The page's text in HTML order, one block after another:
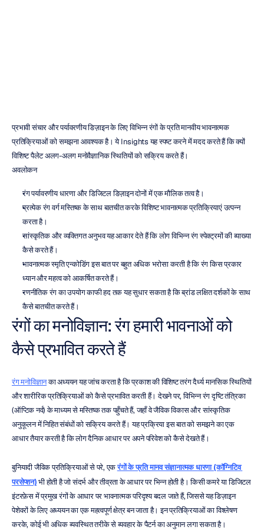
प्रभावी संचार और पर्यावरणीय डिज़ाइन के लिए विभिन्न रंगों के प्रति मानवीय भावनात्मक
प्रतिक्रियाओं को समझना आवश्यक है। ये Insights यह स्पष्ट करने में मदद करते हैं कि क्यों
विशिष्ट पैलेट अलग-अलग मनोवैज्ञानिक स्थितियों को सक्रिय करते हैं।
अवलोकन
रंग पर्यावरणीय धारणा और डिजिटल डिज़ाइन दोनों में एक मौलिक तत्व है।
प्रत्येक रंग वर्ग मस्तिष्क के साथ बातचीत करके विशिष्ट भावनात्मक प्रतिक्रियाएं उत्पन्न
करता है।
सांस्कृतिक और व्यक्तिगत अनुभव यह आकार देते हैं कि लोग विभिन्न रंग स्पेक्ट्रमों की व्याख्या
कैसे करते हैं।
भावनात्मक स्मृति एन्कोडिंग इस बात पर बहुत अधिक भरोसा करती है कि रंग किस प्रकार
ध्यान और महत्व को आकर्षित करते हैं।
रणनीतिक रंग का उपयोग काफी हद तक यह सुधार सकता है कि ब्रांड लक्षित दर्शकों के साथ
कैसे बातचीत करते हैं।
रंगों का मनोविज्ञान: रंग हमारी भावनाओं को
कैसे प्रभावित करते हैं
रंग मनोविज्ञान का अध्ययन यह जांच करता है कि प्रकाश की विशिष्ट तरंग दैर्ध्य मानसिक स्थितियों
और शारीरिक प्रतिक्रियाओं को कैसे प्रभावित करती हैं। देखने पर, विभिन्न रंग दृष्टि तंत्रिका
(ऑप्टिक नर्व) के माध्यम से मस्तिष्क तक पहुँचते हैं, जहाँ वे जैविक विकास और सांस्कृतिक
अनुकूलन में निहित संबंधों को सक्रिय करते हैं। यह प्रक्रिया इस बात को समझने का एक
आधार तैयार करती है कि लोग दैनिक आधार पर अपने परिवेश को कैसे देखते हैं।
बुनियादी जैविक प्रतिक्रियाओं से परे, एक रंगों के प्रति मानव संज्ञानात्मक धारणा (कॉग्निटिव
परसेप्शन) भी होती है जो संदर्भ और तीव्रता के आधार पर भिन्न होती है। किसी कमरे या डिजिटल
इंटरफ़ेस में प्रमुख रंगों के आधार पर भावनात्मक परिदृश्य बदल जाते हैं, जिससे यह डिज़ाइन
पेशेवरों के लिए अध्ययन का एक महत्वपूर्ण क्षेत्र बन जाता है। इन प्रतिक्रियाओं का विश्लेषण
करके, कोई भी अधिक व्यवस्थित तरीके से व्यवहार के पैटर्न का अनुमान लगा सकता है।